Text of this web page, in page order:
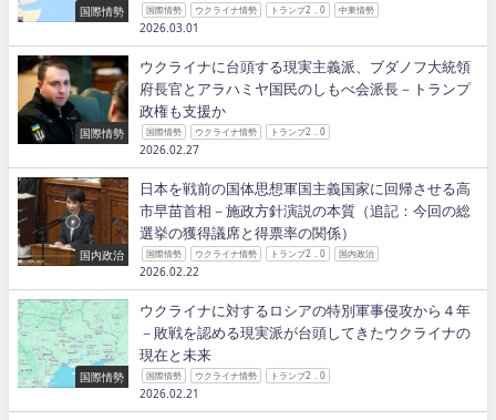
国際情勢 国際情勢 ウクライナ情勢 トランプ2．0 中東情勢
2026.03.01
国際情勢
ウクライナに台頭する現実主義派、ブダノフ大統領
府長官とアラハミヤ国民のしもべ会派長－トランプ
政権も支援か
国際情勢 ウクライナ情勢 トランプ2．0
2026.02.27
国内政治
日本を戦前の国体思想軍国主義国家に回帰させる高
市早苗首相－施政方針演説の本質（追記：今回の総
選挙の獲得議席と得票率の関係）
国際情勢 ウクライナ情勢 トランプ2．0 国内政治
2026.02.22
国際情勢
ウクライナに対するロシアの特別軍事侵攻から４年
－敗戦を認める現実派が台頭してきたウクライナの
現在と未来
国際情勢 ウクライナ情勢 トランプ2．0
2026.02.21